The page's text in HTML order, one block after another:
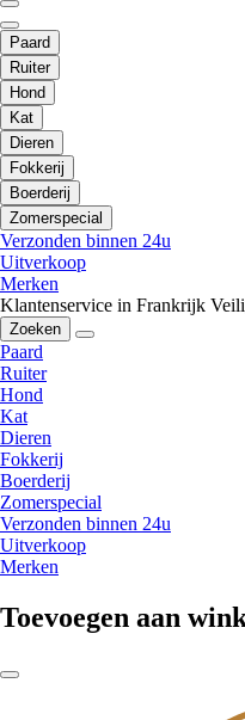
Paard
Ruiter
Hond
Kat
Dieren
Fokkerij
Boerderij
Zomerspecial
Verzonden binnen 24u
Uitverkoop
Merken
Klantenservice in Frankrijk
Zoeken
Paard
Ruiter
Hond
Kat
Dieren
Fokkerij
Boerderij
Zomerspecial
Verzonden binnen 24u
Uitverkoop
Merken
Toevoegen aan